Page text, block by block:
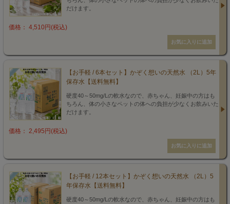
だけます。
価格： 4,510円(税込)
【お手軽 / 6本セット】かぞく想いの天然水 （2L）5年
保存水【送料無料】
硬度40～50mg/Lの軟水なので、赤ちゃん、妊娠中の方はも
ちろん、体の小さなペットの体への負担が少なくお飲みいた
だけます。
価格： 2,495円(税込)
【お手軽 / 12本セット】かぞく想いの天然水 （2L）5
年保存水【送料無料】
硬度40～50mg/Lの軟水なので、赤ちゃん、妊娠中の方はも